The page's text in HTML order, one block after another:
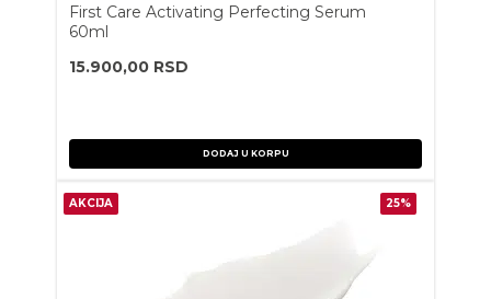
First Care Activating Perfecting Serum
60ml
15.900,00 RSD
DODAJ U KORPU
AKCIJA 25%